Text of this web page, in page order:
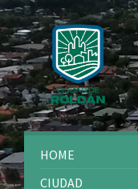
Skip
to
content
Skip
to
left
sidebar
Skip
to
right
sidebar
Skip
to
footer
HOME
CIUDAD